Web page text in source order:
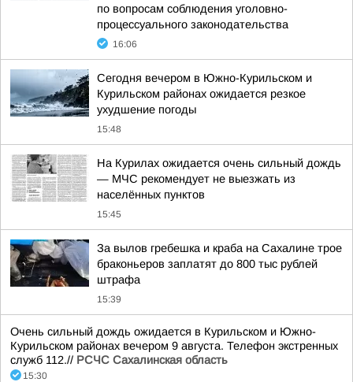
по вопросам соблюдения уголовно-
процессуального законодательства
16:06
Сегодня вечером в Южно-Курильском и
Курильском районах ожидается резкое
ухудшение погоды
15:48
На Курилах ожидается очень сильный дождь
— МЧС рекомендует не выезжать из
населённых пунктов
15:45
За вылов гребешка и краба на Сахалине трое
браконьеров заплатят до 800 тыс рублей
штрафа
15:39
Очень сильный дождь ожидается в Курильском и Южно-
Курильском районах вечером 9 августа. Телефон экстренных
служб 112.// РСЧС Сахалинская область
15:30